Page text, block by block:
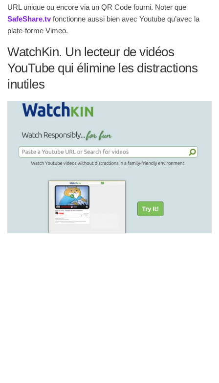
URL unique ou encore via un QR Code fourni. Noter que
SafeShare.tv fonctionne aussi bien avec Youtube qu’avec la
plate-forme Vimeo.
WatchKin. Un lecteur de vidéos
YouTube qui élimine les distractions
inutiles